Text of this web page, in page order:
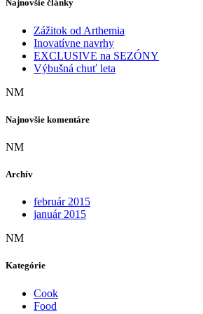
Najnovšie články
Zážitok od Arthemia
Inovatívne navrhy
EXCLUSIVE na SEZÓNY
Výbušná chuť leta
NM
Najnovšie komentáre
NM
Archív
február 2015
január 2015
NM
Kategórie
Cook
Food